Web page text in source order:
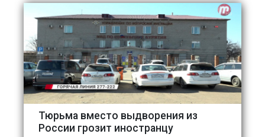
Тюрьма вместо выдворения из
России грозит иностранцу